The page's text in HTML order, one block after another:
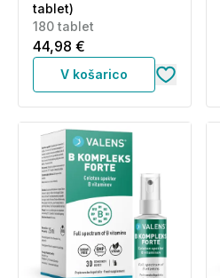
tablet)
180 tablet
44,98 €
V košarico